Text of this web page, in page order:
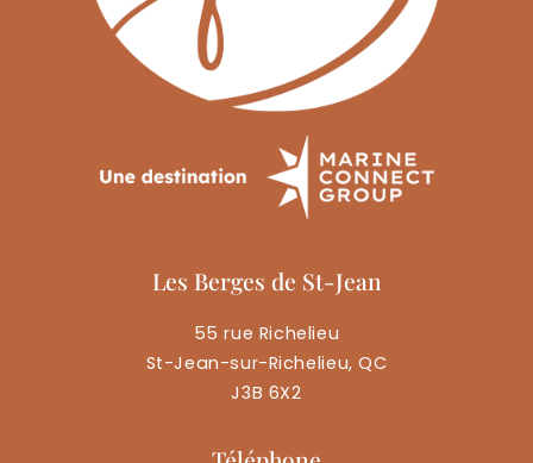
Les Berges de St-Jean
55 rue Richelieu
St-Jean-sur-Richelieu, QC
J3B 6X2